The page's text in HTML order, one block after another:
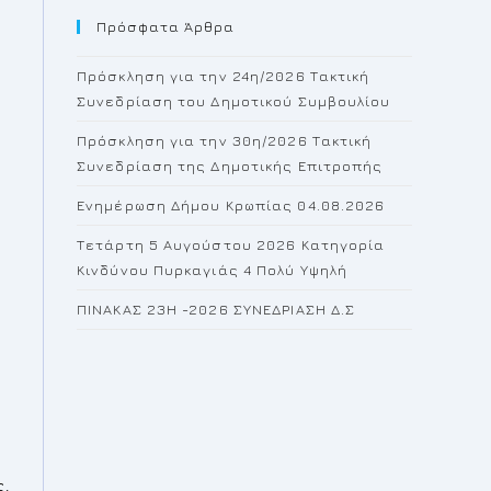
Πρόσφατα Άρθρα
Πρόσκληση για την 24η/2026 Τακτική
Συνεδρίαση του Δημοτικού Συμβουλίου
Πρόσκληση για την 30η/2026 Τακτική
Συνεδρίαση της Δημοτικής Επιτροπής
Ενημέρωση Δήμου Κρωπίας 04.08.2026
Τετάρτη 5 Αυγούστου 2026 Κατηγορία
Κινδύνου Πυρκαγιάς 4 Πολύ Υψηλή
ΠΙΝΑΚΑΣ 23H -2026 ΣΥΝΕΔΡΙΑΣΗ Δ.Σ